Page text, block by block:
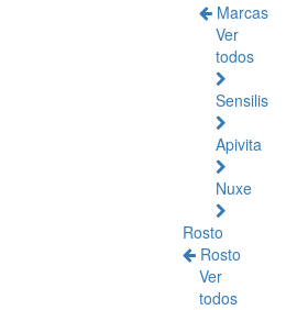
Marcas
Ver
todos
Sensilis
Apivita
Nuxe
Rosto
Rosto
Ver
todos